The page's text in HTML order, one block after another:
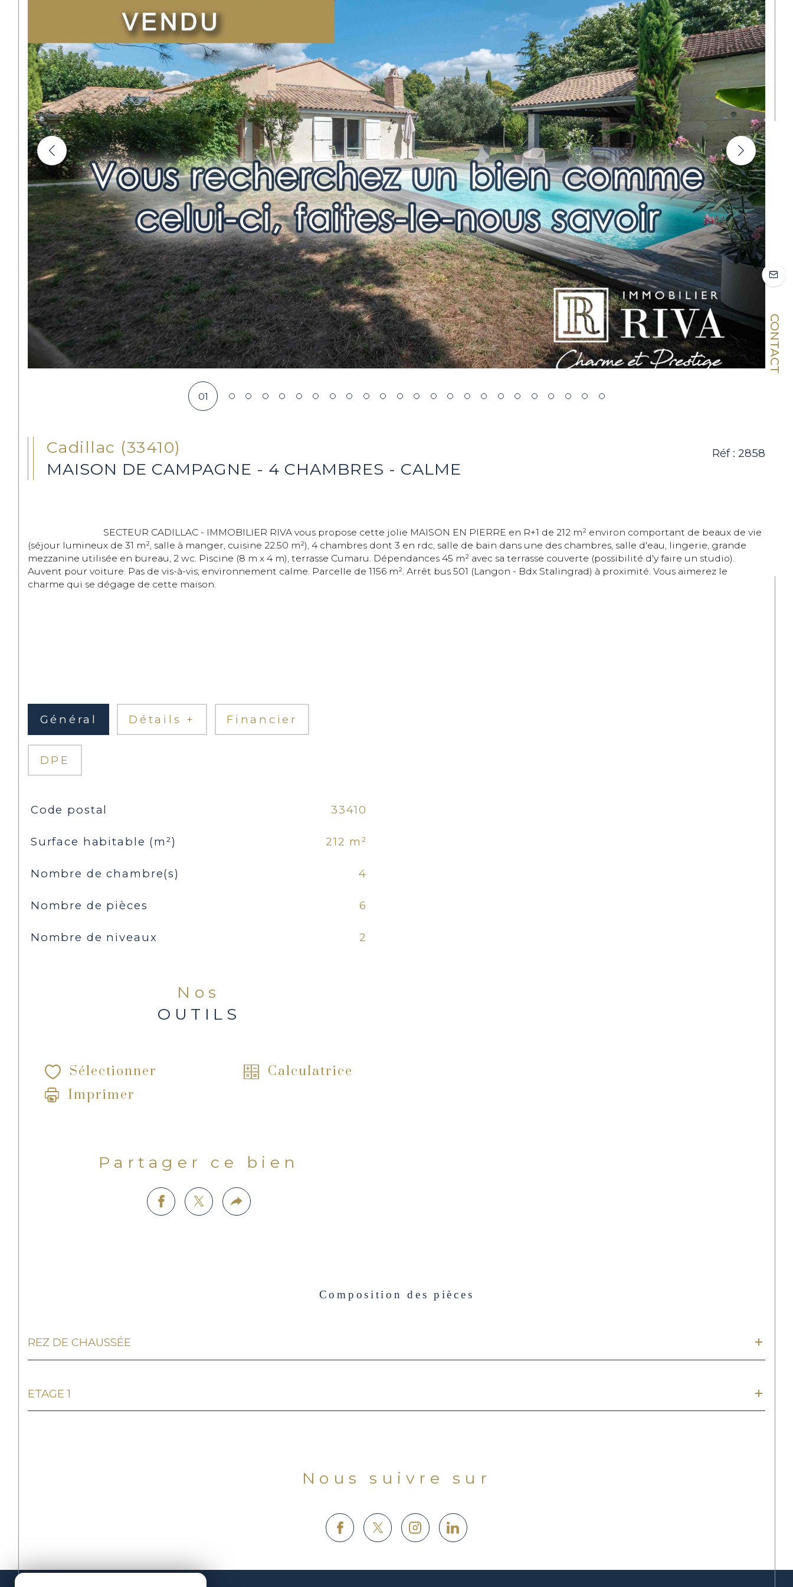
CONTACT
01
Cadillac (33410)
MAISON DE CAMPAGNE - 4 CHAMBRES - CALME
Réf : 2858
(séjour lumineux de 31 m², salle à manger, cuisine 22.50 m²), 4 chambres dont 3 en rdc, salle de bain dans une des chambres, salle d'eau, lingerie, grande
mezzanine utilisée en bureau, 2 wc. Piscine (8 m x 4 m), terrasse Cumaru. Dépendances 45 m² avec sa terrasse couverte (possibilité d'y faire un studio).
Auvent pour voiture. Pas de vis-à-vis; environnement calme. Parcelle de 1156 m². Arrêt bus 501 (Langon - Bdx Stalingrad) à proximité. Vous aimerez le
charme qui se dégage de cette maison.
Général Détails + Financier
DPE
TRAD_SIROCCO_Caracteristique
Code postal 33410
Surface habitable (m²) 212 m²
Nombre de chambre(s) 4
Nombre de pièces 6
Nombre de niveaux 2
Nos
OUTILS
Sélectionner
Calculatrice
Imprimer
Partager ce bien
Composition des pièces
REZ DE CHAUSSÉE
ETAGE 1
Nous suivre sur